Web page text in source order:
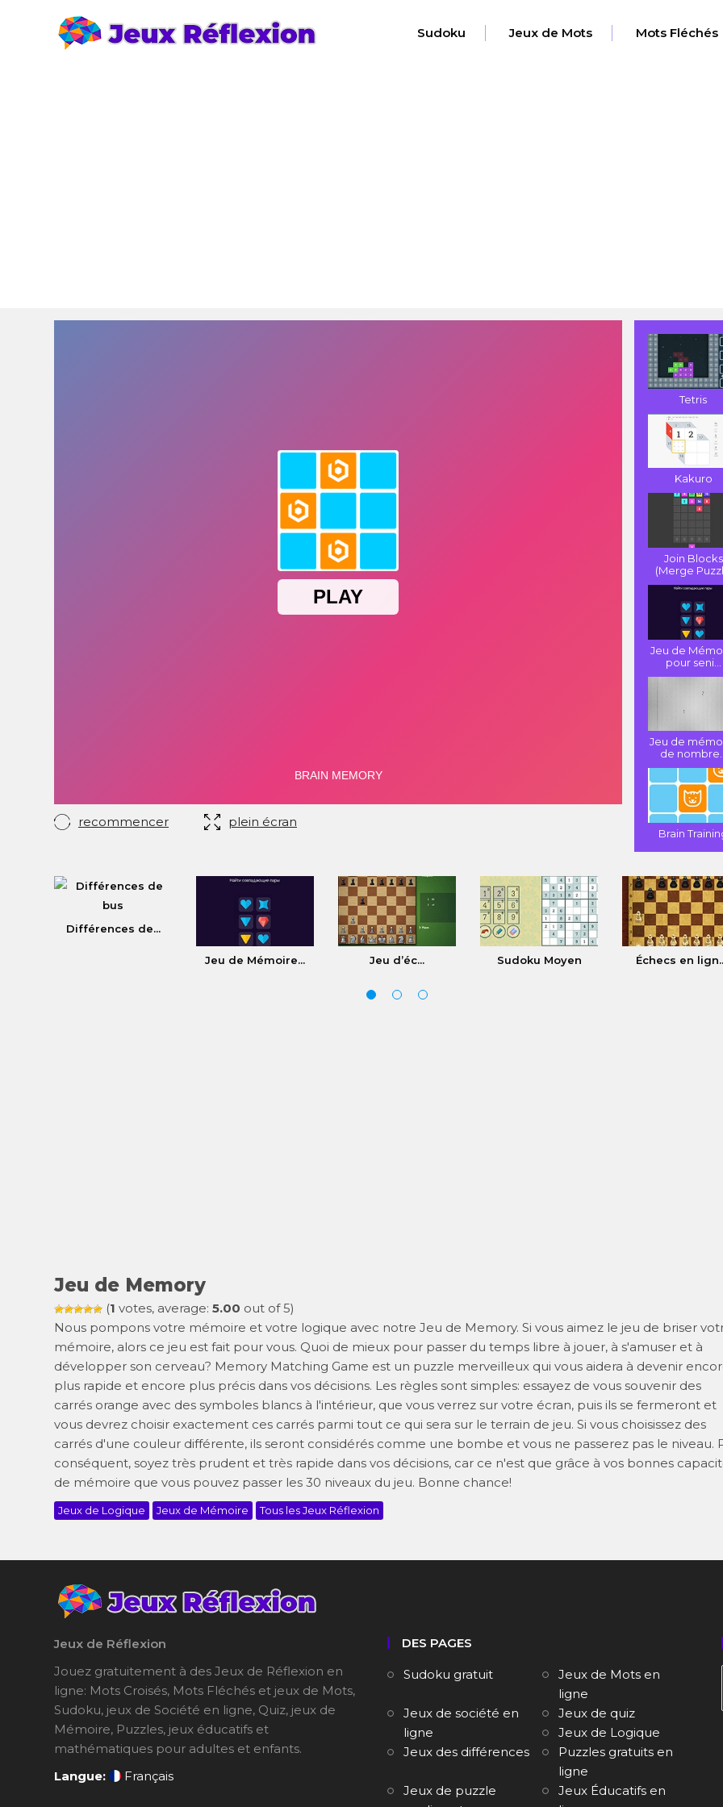
Sudoku Jeux de Mots Mots Fléchés
recommencer plein écran
Tetris
Kakuro
Join Blocks
(Merge
Jeu de
pour seni...
Jeu de
de nombre...
Brain
Différences de...
Jeu de Mémoire... Jeu d’éc... Sudoku Moyen Échecs en
Jeu de Memory
(1 votes, average: 5.00 out of 5)
Nous pompons votre mémoire et votre logique avec notre Jeu de Memory. Si vous aimez le jeu de briser
mémoire, alors ce jeu est fait pour vous. Quoi de mieux pour passer du temps libre à jouer, à s'amuser et à
développer son cerveau? Memory Matching Game est un puzzle merveilleux qui vous aidera à devenir
plus rapide et encore plus précis dans vos décisions. Les règles sont simples: essayez de vous souvenir des
carrés orange avec des symboles blancs à l'intérieur, que vous verrez sur votre écran, puis ils se fermeront et
vous devrez choisir exactement ces carrés parmi tout ce qui sera sur le terrain de jeu. Si vous choisissez des
carrés d'une couleur différente, ils seront considérés comme une bombe et vous ne passerez pas le niveau.
conséquent, soyez très prudent et très rapide dans vos décisions, car ce n'est que grâce à vos bonnes
de mémoire que vous pouvez passer les 30 niveaux du jeu. Bonne chance!
Jeux de Logique Jeux de Mémoire Tous les Jeux Réflexion
Jeux de Réflexion
Jouez gratuitement à des Jeux de Réflexion en
ligne: Mots Croisés, Mots Fléchés et jeux de Mots,
Sudoku, jeux de Société en ligne, Quiz, jeux de
Mémoire, Puzzles, jeux éducatifs et
mathématiques pour adultes et enfants.
Langue:
Français
DES PAGES
Sudoku gratuit
Jeux de Mots en
ligne
Jeux de société en
ligne
Jeux de quiz
Jeux de Logique
Jeux des différences
Puzzles gratuits en
ligne
Jeux de puzzle
Jeux Éducatifs en